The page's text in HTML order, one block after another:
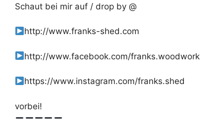
Schaut bei mir auf / drop by @
http://www.franks-shed.com
http://www.facebook.com/franks.woodwork
https://www.instagram.com/franks.shed
vorbei!